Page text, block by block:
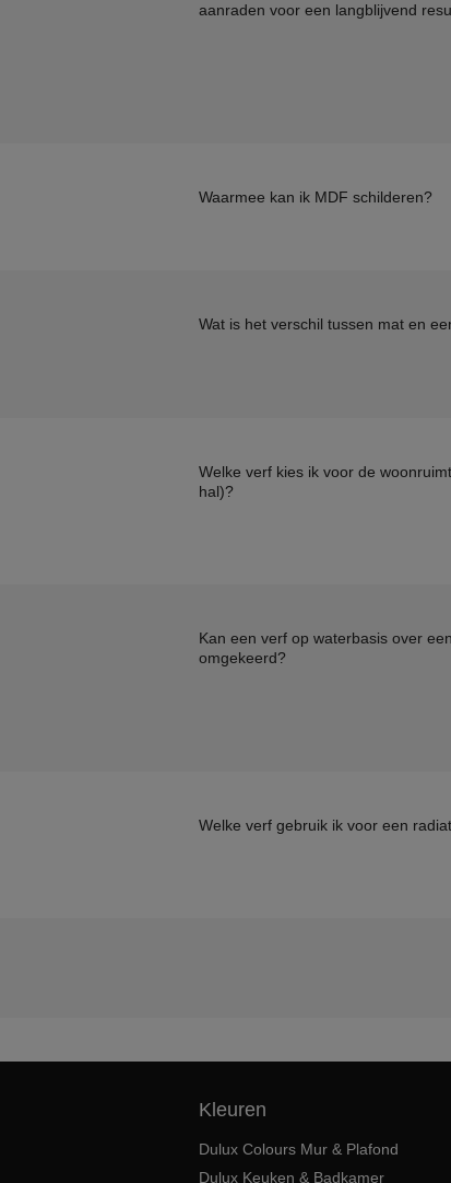
aanraden voor een langblijvend
Waarmee kan ik MDF schilderen?
Wat is het verschil tussen mat en
Welke verf kies ik voor de
hal)?
Kan een verf op waterbasis over
omgekeerd?
Welke verf gebruik ik voor een
Kleuren
Dulux Colours Mur & Plafond
Dulux Keuken & Badkamer